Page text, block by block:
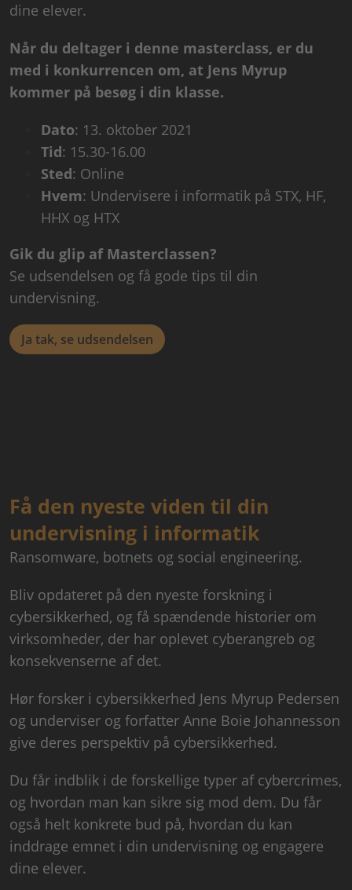
dine elever.
Når du deltager i denne masterclass, er du
med i konkurrencen om, at Jens Myrup
kommer på besøg i din klasse.
Dato: 13. oktober 2021
Tid: 15.30-16.00
Sted: Online
Hvem: Undervisere i informatik på STX, HF,
HHX og HTX
Gik du glip af Masterclassen?
Se udsendelsen og få gode tips til din
undervisning.
Ja tak, se udsendelsen
Få den nyeste viden til din
undervisning i informatik
Ransomware, botnets og social engineering.
Bliv opdateret på den nyeste forskning i
cybersikkerhed, og få spændende historier om
virksomheder, der har oplevet cyberangreb og
konsekvenserne af det.
Hør forsker i cybersikkerhed Jens Myrup Pedersen
og underviser og forfatter Anne Boie Johannesson
give deres perspektiv på cybersikkerhed.
Du får indblik i de forskellige typer af cybercrimes,
og hvordan man kan sikre sig mod dem. Du får
også helt konkrete bud på, hvordan du kan
inddrage emnet i din undervisning og engagere
dine elever.